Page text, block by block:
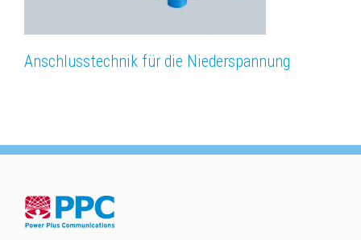
Anschlusstechnik für die Niederspannung